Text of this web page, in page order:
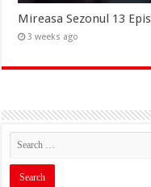
Mireasa Sezonul 13
3 weeks ago